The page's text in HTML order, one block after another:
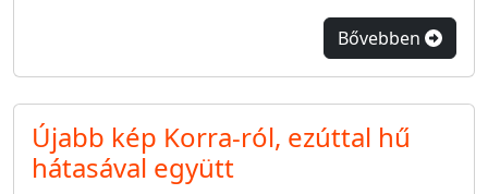
Bővebben
Újabb kép Korra-ról, ezúttal hű
hátasával együtt